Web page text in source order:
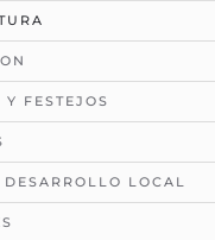
Y FESTEJOS
LOCAL